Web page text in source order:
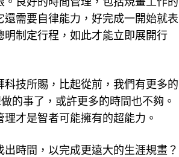
需要自律能力，好完成一開始就表
制定行程，如此才能立即展開行
技所賜，比起從前，我們有更多的
的事了，或許更多的時間也不夠。
才是智者可能擁有的超能力。
時間，以完成更遠大的生涯規畫？